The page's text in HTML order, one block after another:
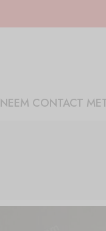
NEEM CONTACT